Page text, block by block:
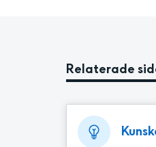
Relaterade